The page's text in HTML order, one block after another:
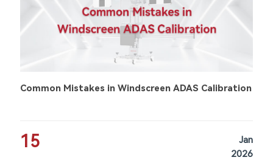
Common Mistakes in Windscreen ADAS Calibration
15
Jan
2026